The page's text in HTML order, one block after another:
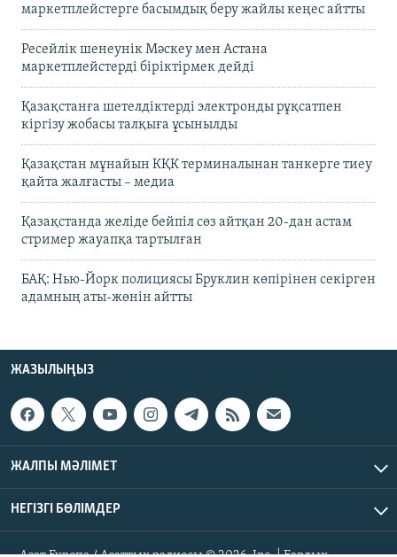
маркетплейстерге басымдық беру жайлы кеңес айтты
Ресейлік шенеунік Мәскеу мен Астана
маркетплейстерді біріктірмек дейді
Қазақстанға шетелдіктерді электронды рұқсатпен
кіргізу жобасы талқыға ұсынылды
Қазақстан мұнайын КҚК терминалынан танкерге тиеу
қайта жалғасты – медиа
Қазақстанда желіде бейпіл сөз айтқан 20-дан астам
стример жауапқа тартылған
БАҚ: Нью-Йорк полициясы Бруклин көпірінен секірген
адамның аты-жөнін айтты
ЖАЗЫЛЫҢЫЗ
ЖАЛПЫ МӘЛІМЕТ
НЕГІЗГІ БӨЛІМДЕР